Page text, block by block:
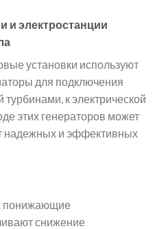
и электростанции
установки используют
для подключения
к электрической
этих генераторов может
надежных и эффективных
понижающие
снижение